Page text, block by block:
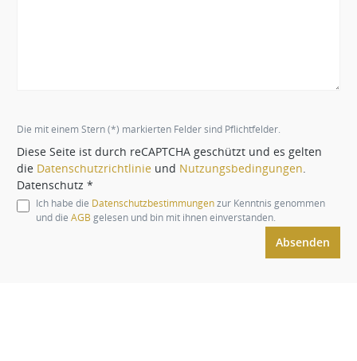
Die mit einem Stern (*) markierten Felder sind Pflichtfelder.
Diese Seite ist durch reCAPTCHA geschützt und es gelten
die Datenschutzrichtlinie und Nutzungsbedingungen
Datenschutz *
Ich habe die Datenschutzbestimmungenzur Kenntnis genommen
und die AGB gelesen und bin mit ihnen einverstanden.
Absenden